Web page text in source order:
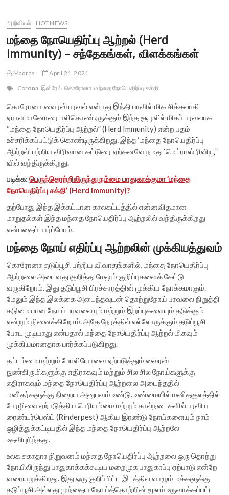
அறிவியல் HOT NEWS
மந்தை நோயெதிர்ப்பு ஆற்றல் (Herd
immunity) – சந்தேகங்கள், விளக்கங்கள்
Madras
April 21, 2021
Corona இஸ்ரேல் கொரோனா மந்தை நோயெதிர்ப்பு சக்தி
கொரோனா வைரஸ் பரவல் என்பது இந்தியாவில் மிக சிக்கலாகி
ஏராளமானோரை பலிகொண்டிருக்கும் இந்த சூழலில் மிகப் பரவலாக
“மந்தை நோயெதிர்ப்பு ஆற்றல்” (Herd Immunity) என்ற பதம்
உச்சரிக்கப்பட்டுக் கொண்டிருக்கிறது. இந்த ‘மந்தை நோயெதிர்ப்பு
ஆற்றல்’ பற்றிய விரிவான கட்டுரை ஏற்கனவே நமது ‘மெட்ராஸ் ரிவியூ”
வில் வந்திருக்கிறது.
படிக்க:பெருந்தொற்றிலிருந்து நம்மை பாதுகாக்குமா ’மந்தை
நோயெதிர்ப்பு சக்தி’ (Herd Immunity)?
தற்போது இந்த இக்கட்டான காலகட்டத்தில் என்னவிதமான
மாறுதல்கள் இந்த மந்தை நோயெதிர்ப்பு ஆற்றலில் வந்திருக்கிறது
என்பதைப் பார்ப்போம்.
மந்தை நோய் எதிர்ப்பு ஆற்றலின் முக்கியத்துவம்
கொரோனா தடுப்பூசி பற்றிய விவாதங்களில், மந்தை நோயெதிர்ப்பு
ஆற்றலை அடைவது குறித்து மேலும் குறிப்புகளைக் கேட்டு
வருகிறோம். இது தடுப்பூசி பிரச்சாரத்தின் முக்கிய நோக்கமாகும்.
மேலும் இந்த இலக்கை அடைந்தவுடன் தொற்றுநோய் பரவலை நிறுத்தி
கடுமையான நோய் பரவலையும் மற்றும் இறப்புகளையும் தடுக்கும்
என்றும் நினைக்கிறோம். அதே நேரத்தில் எல்லோருக்கும் தடுப்பூசி
போட முடியாது என்பதால் மந்தை நோயெதிர்ப்பு ஆற்றல் மிகவும்
முக்கியமானதாக பார்க்கப்படுகிறது.
தட்டம்மை மற்றும் போலியோவை ஏற்படுத்தும் வைரஸ்
நுண்கிருமிகளுக்கு எதிராகவும் மற்றும் சில சில நோய்களுக்கு
எதிராகவும் மந்தை நோயெதிர்ப்பு ஆற்றலை அடைந்ததில்
மனிதர்களுக்கு நிறைய அனுபவம் உண்டு. உண்மையில் மனிதகுலத்தில்
பேரழிவை ஏற்படுத்திய பெரியம்மை மற்றும் கால்நடைகளில் பரவிய
ரைண்டர்பெஸ்ட் (Rinderpest) ஆகிய இரண்டு நோய்களையும் நாம்
ஒழித்துக்கட்டியதில் இந்த மந்தை நோயெதிர்ப்பு ஆற்றலே
உதவிபுரிந்தது.
உலக சுகாதார நிறுவனம் மந்தை நோயெதிர்ப்பு ஆற்றலை ஒரு தொற்று
நோயிலிருந்து பாதுகாக்கக்கூடிய மறைமுக பாதுகாப்பு ஏற்பாடு என்றே
வரையறுக்கிறது. இது ஒரு குறிப்பிட்ட இடத்தில வாழும் மக்களுக்கு
தடுப்பூசி அல்லது முந்தைய நோய்த்தொற்றின் மூலம் உருவாக்கப்பட்ட